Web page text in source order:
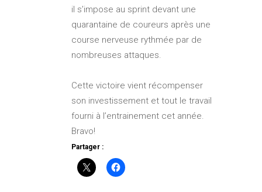
il s’impose au sprint devant une
quarantaine de coureurs après une
course nerveuse rythmée par de
nombreuses attaques.
Cette victoire vient récompenser
son investissement et tout le travail
fourni à l’entrainement cet année.
Bravo!
Partager :